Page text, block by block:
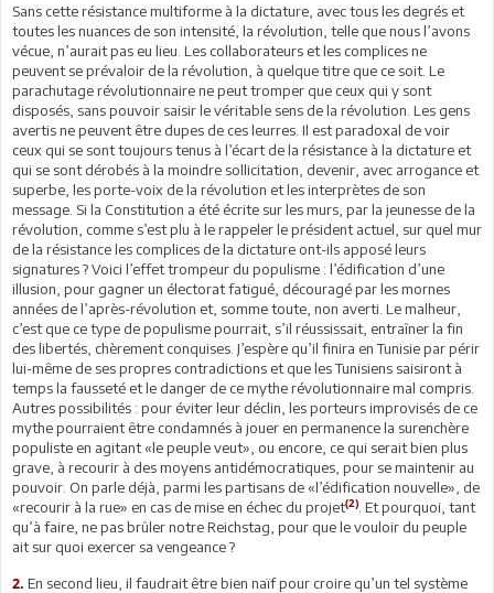
Sans cette résistance multiforme à la dictature, avec tous les degrés et
toutes les nuances de son intensité, la révolution, telle que nous l’avons
vécue, n’aurait pas eu lieu. Les collaborateurs et les complices ne
peuvent se prévaloir de la révolution, à quelque titre que ce soit. Le
parachutage révolutionnaire ne peut tromper que ceux qui y sont
disposés, sans pouvoir saisir le véritable sens de la révolution. Les gens
avertis ne peuvent être dupes de ces leurres. Il est paradoxal de voir
ceux qui se sont toujours tenus à l’écart de la résistance à la dictature et
qui se sont dérobés à la moindre sollicitation, devenir, avec arrogance et
superbe, les porte-voix de la révolution et les interprètes de son
message. Si la Constitution a été écrite sur les murs, par la jeunesse de la
révolution, comme s’est plu à le rappeler le président actuel, sur quel mur
de la résistance les complices de la dictature ont-ils apposé leurs
signatures ? Voici l’effet trompeur du populisme : l’édification d’une
illusion, pour gagner un électorat fatigué, découragé par les mornes
années de l’après-révolution et, somme toute, non averti. Le malheur,
c’est que ce type de populisme pourrait, s’il réussissait, entraîner la fin
des libertés, chèrement conquises. J’espère qu’il finira en Tunisie par périr
lui-même de ses propres contradictions et que les Tunisiens saisiront à
temps la fausseté et le danger de ce mythe révolutionnaire mal compris.
Autres possibilités : pour éviter leur déclin, les porteurs improvisés de ce
mythe pourraient être condamnés à jouer en permanence la surenchère
populiste en agitant «le peuple veut», ou encore, ce qui serait bien plus
grave, à recourir à des moyens antidémocratiques, pour se maintenir au
pouvoir. On parle déjà, parmi les partisans de «l’édification nouvelle», de
«recourir à la rue» en cas de mise en échec du projet(2) . Et pourquoi, tant
qu’à faire, ne pas brûler notre Reichstag, pour que le vouloir du peuple
ait sur quoi exercer sa vengeance ?
2. En second lieu, il faudrait être bien naïf pour croire qu’un tel système